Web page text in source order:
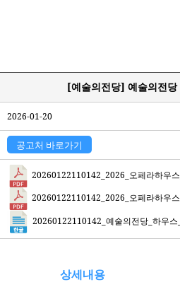
[예술의전당] 예술의전
2026-01-20
공고처 바로가기
20260122110142_2026_오페라하우
20260122110142_2026_오페라하우
20260122110142_예술의전당_하우
상세내용